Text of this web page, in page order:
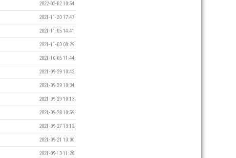
2022-02-02 10:54
2021-11-30 17:47
2021-11-05 14:41
2021-11-03 08:29
2021-10-06 11:44
2021-09-29 10:42
2021-09-29 10:34
2021-09-29 10:13
2021-09-28 10:59
2021-09-27 13:12
2021-09-21 13:00
2021-09-13 11:28